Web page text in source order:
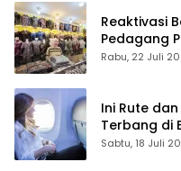
Reaktivasi
Pedagang
Kembali
Rabu, 22 Juli
Ini Rute
Terbang di
Sabtu, 18 Juli